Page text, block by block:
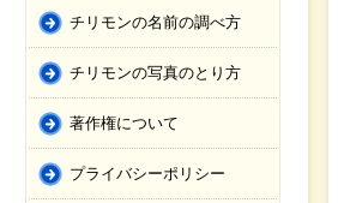
チリモンの名前の調べ方
チリモンの写真のとり方
著作権について
プライバシーポリシー